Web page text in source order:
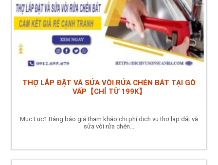
THỢ LẮP ĐẶT VÀ SỬA VÒI RỬA CHÉN BÁT TẠI GÒ
VẤP【CHỈ TỪ 199K】
Mục Lục1 Bảng báo giá tham khảo chi phí dịch vụ thợ lắp đặt và
sửa vòi rửa chén...